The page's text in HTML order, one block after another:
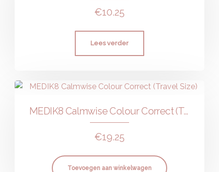
€10.25
Lees verder
MEDIK8 Calmwise Colour Correct (Travel Size)
€19.25
Toevoegen aan winkelwagen